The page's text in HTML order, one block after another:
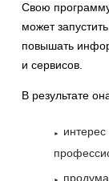
Свою
может
повышать
и сервисов.
В результате